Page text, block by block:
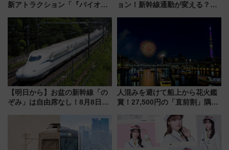
新アトラクション「『バイオハ
ブ」今秋登場 ―予測不能の恐
怖に泣き叫べ―
ョン！新幹線通勤が変える？
【明日から】お盆の新幹線「の
ぞみ」は自由席なし！8月8日午
せば空きが見つかることも 混
雑避ける「空席」探しのコツ
人混みを避けて船上から花火鑑
賞！27,500円の「直前割」隅田
メも持ち込みOK